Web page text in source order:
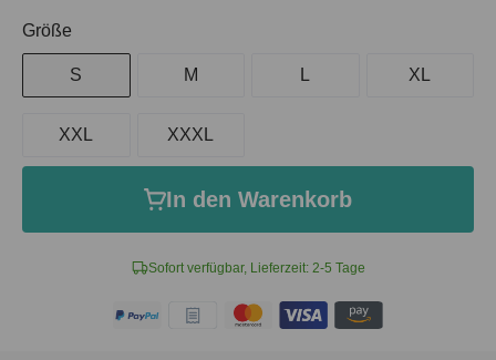
Sofort verfügbar, Lieferzeit: 2-5 Tage
Größe
S M L XL
XXL XXXL
In den Warenkorb